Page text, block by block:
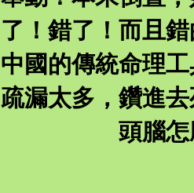
了！錯了！而且
中國的傳統命理
疏漏太多，鑽進
頭腦